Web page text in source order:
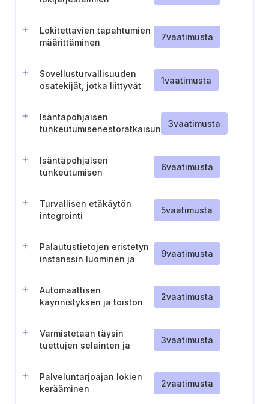
Lokitettavien tapahtumien
määrittäminen
7vaatimusta
Sovellusturvallisuuden
osatekijät, jotka liittyvät
hyödyntämiseen
1vaatimusta
Isäntäpohjaisen
tunkeutumisenestoratkaisun
3vaatimusta
Isäntäpohjaisen
tunkeutumisen
6vaatimusta
Turvallisen etäkäytön
integrointi
5vaatimusta
Palautustietojen eristetyn
instanssin luominen ja
9vaatimusta
Automaattisen
käynnistyksen ja toiston
osalta
2vaatimusta
Varmistetaan täysin
tuettujen selainten ja
3vaatimusta
Palveluntarjoajan lokien
kerääminen
2vaatimusta